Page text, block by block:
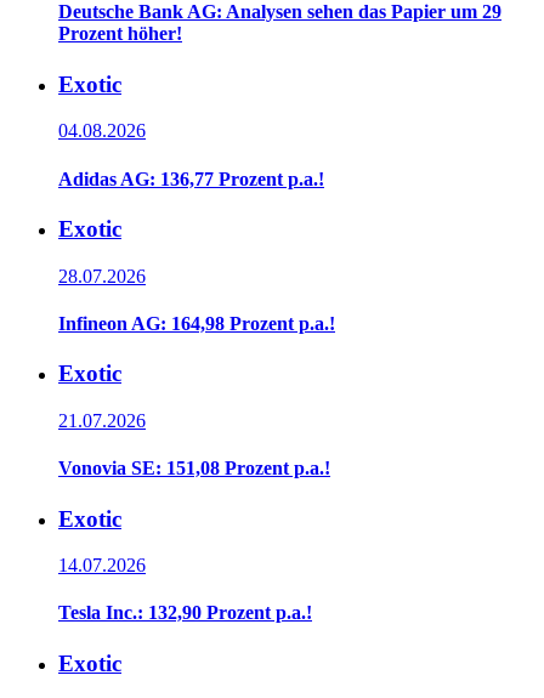
Deutsche Bank AG: Analysen sehen das Papier um 29
Prozent höher!
Exotic
04.08.2026
Adidas AG: 136,77 Prozent p.a.!
Exotic
28.07.2026
Infineon AG: 164,98 Prozent p.a.!
Exotic
21.07.2026
Vonovia SE: 151,08 Prozent p.a.!
Exotic
14.07.2026
Tesla Inc.: 132,90 Prozent p.a.!
Exotic